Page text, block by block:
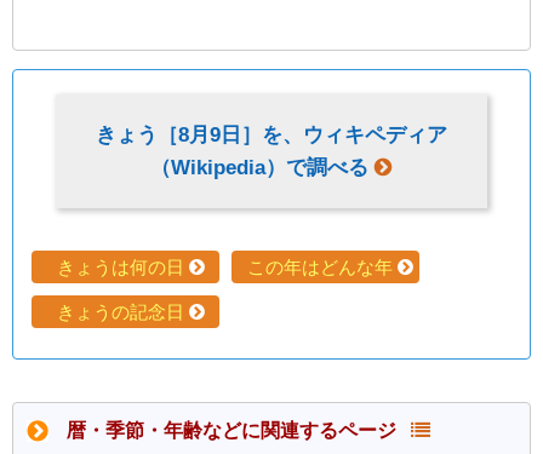
きょう［8月9日 ］を、ウィキペディア
（Wikipedia）で調べる
きょうは何の日 この年はどんな年
きょうの記念日
暦・季節・年齢などに関連するページ